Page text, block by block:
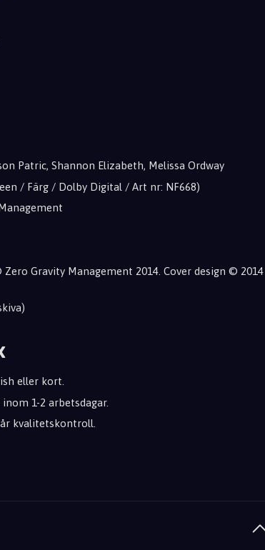
Patric, Shannon Elizabeth, Melissa Ordway
/ Färg / Dolby Digital / Art nr: NF668)
Gravity Management 2014. Cover design © 2014
eller kort.
1-2 arbetsdagar.
kvalitetskontroll.